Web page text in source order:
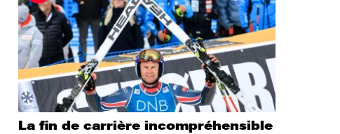
La fin de carrière incompréhensible